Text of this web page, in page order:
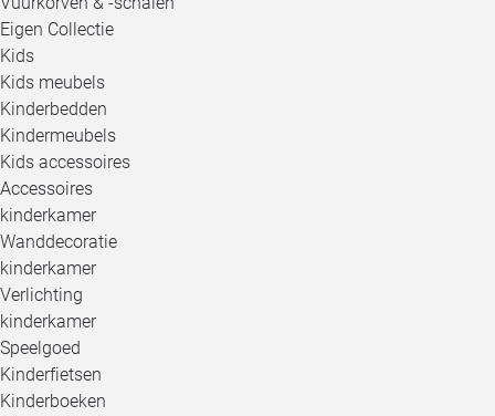
Eigen Collectie
Kids
Kids meubels
Kinderbedden
Kindermeubels
Kids accessoires
Accessoires
kinderkamer
Wanddecoratie
kinderkamer
Verlichting
kinderkamer
Speelgoed
Kinderfietsen
Kinderboeken